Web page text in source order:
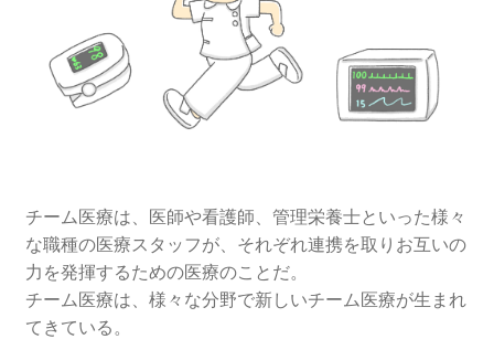
看護師に役立つチーム医療のメリット
充実化が進むチーム医療
医療現場で人間関係を円滑にするコツ
チーム医療は、医師や看護師、管理栄養士といった様々
な職種の医療スタッフが、それぞれ連携を取りお互いの
力を発揮するための医療のことだ。
チーム医療は、様々な分野で新しいチーム医療が生まれ
てきている。